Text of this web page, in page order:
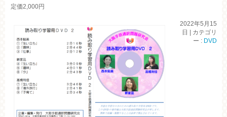
定価2,000円
2022年5月15
日
カテゴリ
ー : DVD